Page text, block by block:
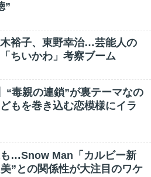
”
木裕子、東野幸治…芸能人の
ちいかわ」考察ブーム
“毒親の連鎖”が裏テーマなの
もを巻き込む恋模様にイラ
も…Snow Man「カルビー新
”との関係性が大注目のワケ